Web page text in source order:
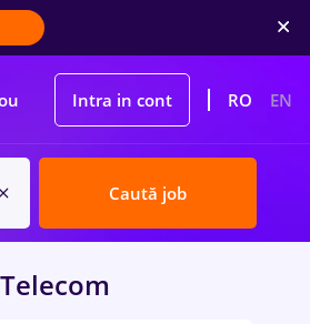
Intra in cont RO EN
Caută job